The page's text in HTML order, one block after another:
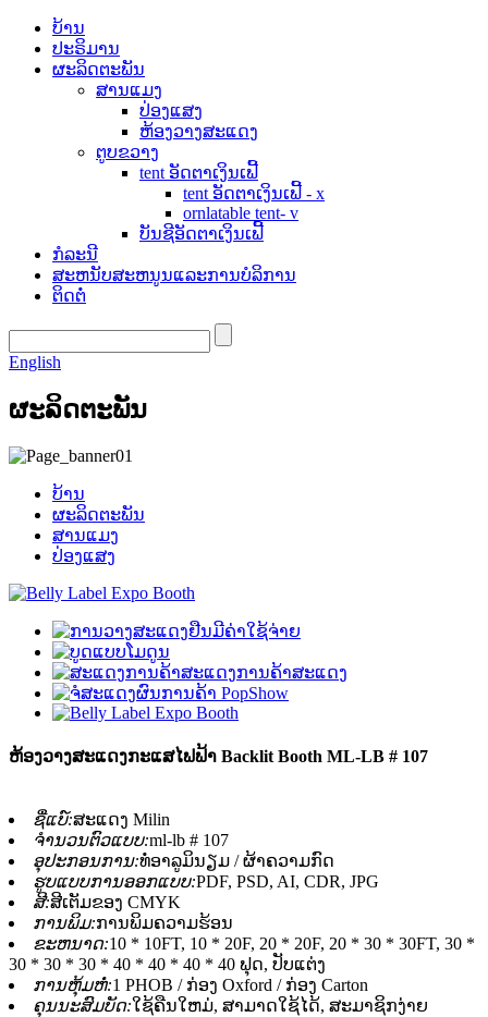
ບ້ານ
ປະຣິມານ
ຜະລິດຕະພັນ
ສານແມງ
ປ່ອງແສງ
ຫ້ອງວາງສະແດງ
ຕູບຂວາງ
tent ອັດຕາເງິນເຟີ້
tent ອັດຕາເງິນເຟີ້ - x
ornlatable tent- v
ບັນຊີອັດຕາເງິນເຟີ້
ກໍລະນີ
ສະຫນັບສະຫນູນແລະການບໍລິການ
ຕິດຕໍ່
English
ຜະລິດຕະພັນ
ບ້ານ
ຜະລິດຕະພັນ
ສານແມງ
ປ່ອງແສງ
ຫ້ອງວາງສະແດງກະແສໄຟຟ້າ Backlit Booth ML-LB # 107
ຊື່ແບ໌:ສະແດງ Milin
ຈໍານວນຕົວແບບ:ml-lb # 107
ອຸປະກອນການ:ທໍ່ອາລູມິນຽມ / ຜ້າຄວາມກົດ
ຮູບແບບການອອກແບບ:PDF, PSD, AI, CDR, JPG
ສີ:ສີເຕັມຂອງ CMYK
ການພິມ:ການພິມຄວາມຮ້ອນ
ຂະຫນາດ:10 * 10FT, 10 * 20F, 20 * 20F, 20 * 30 * 30FT, 30 *
30 * 30 * 30 * 40 * 40 * 40 * 40 ຟຸດ, ປັບແຕ່ງ
ການຫຸ້ມຫໍ່:1 PHOB / ກ່ອງ Oxford / ກ່ອງ Carton
ຄຸນນະສົມບັດ:ໃຊ້ຄືນໃຫມ່, ສາມາດໃຊ້ໄດ້, ສະມາຊິກງ່າຍ